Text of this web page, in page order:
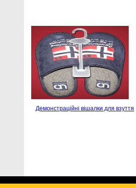
Демонстраційні вішалки для взуття